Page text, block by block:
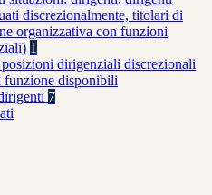
discrezionalmente, titolari di
organizzativa con funzioni
1
dirigenziali discrezionali
funzione disponibili
7